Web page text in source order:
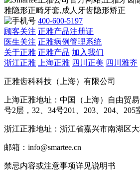
400-600-5197
顾客关注 正雅产品注册证
医生关注 正雅病例管理系统
关于正雅 正雅产品 加入我们
浙江正雅 上海正雅 四川正美 四川雅齐
正雅齿科科技（上海）有限公司
上海正雅地址：中国（上海）自由贸
号2层，32、34号201、203、204、205
浙江正雅地址：浙江省嘉兴市南湖区
邮箱：info@smartee.cn
禁忌内容或注意事项详见说明书